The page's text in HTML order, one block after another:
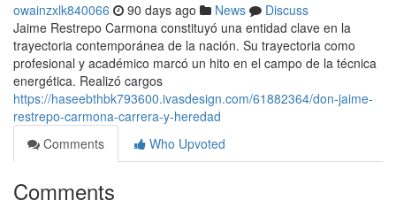
owainzxlk840066 90 days ago News
Discuss
Jaime Restrepo Carmona constituyó una entidad clave en la
trayectoria contemporánea de la nación. Su trayectoria como
profesional y académico marcó un hito en el campo de la técnica
energética. Realizó cargos
https://haseebthbk793600.ivasdesign.com/61882364/don-jaime-
restrepo-carmona-carrera-y-heredad
Comments
Who Upvoted
Comments